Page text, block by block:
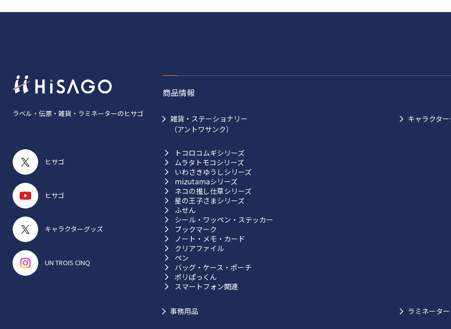
ラベル・伝票・雑貨・ラミネーターのヒサゴ
ヒサゴ
ヒサゴ
キャラクターグッズ
UN TROIS CINQ
商品情報
雑貨・ステーショナリー
（アントワサンク）
トコロコムギシリーズ
ムラタトモコシリーズ
いわさきゆうしシリーズ
mizutamaシリーズ
ネコの推し仕草シリーズ
星の王子さまシリーズ
ふせん
シール・ワッペン・ステッカー
ブックマーク
ノート・メモ・カード
クリアファイル
ペン
バッグ・ケース・ポーチ
ポリぱっくん
スマートフォン関連
キャラクタ
事務用品 ラミネーター